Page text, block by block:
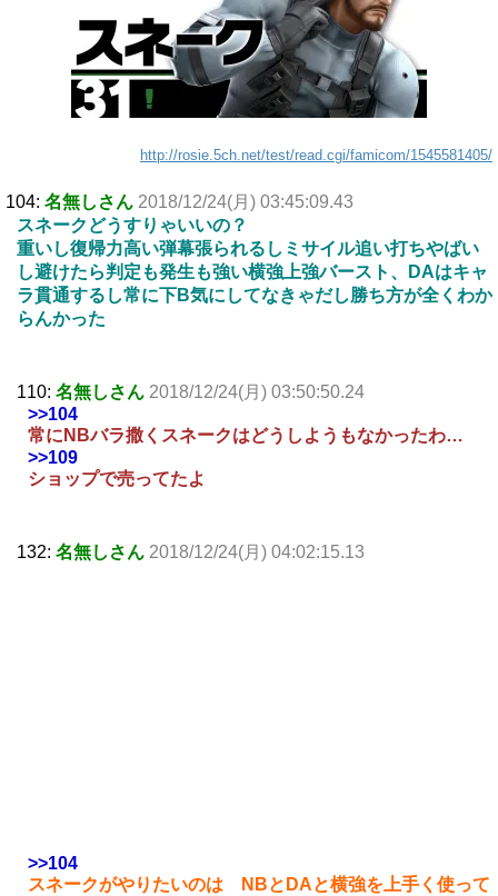
http://rosie.5ch.net/test/read.cgi/famicom/1545581405/
104: 名無しさん 2018/12/24(月) 03:45:09.43
スネークどうすりゃいいの？
重いし復帰力高い弾幕張られるしミサイル追い打ちやばい
し避けたら判定も発生も強い横強上強バースト、DAはキャ
ラ貫通するし常に下B気にしてなきゃだし勝ち方が全くわか
らんかった
110: 名無しさん 2018/12/24(月) 03:50:50.24
>>104
常にNBバラ撒くスネークはどうしようもなかったわ…
>>109
ショップで売ってたよ
132: 名無しさん 2018/12/24(月) 04:02:15.13
>>104
スネークがやりたいのは NBとDAと横強を上手く使って